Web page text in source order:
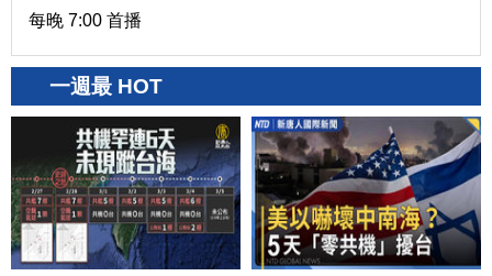
每晚 7:00 首播
一週最 HOT